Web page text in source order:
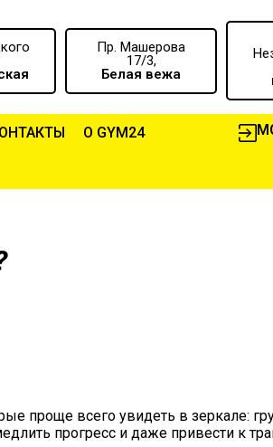
Пр. Машерова
17/3,
Белая вежа
О GYM24
проще всего увидеть в зеркале:
прогресс и даже привести к